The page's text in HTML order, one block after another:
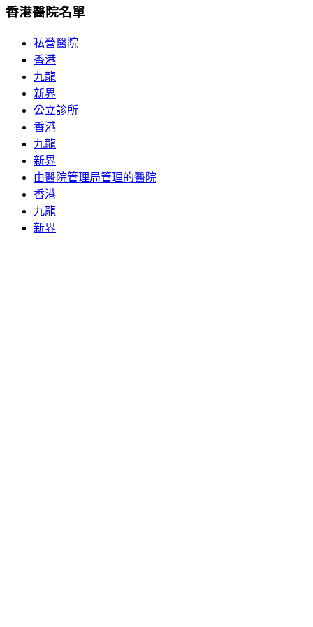
香港醫院名單
私營醫院
香港
九龍
新界
公立診所
香港
九龍
新界
由醫院管理局管理的醫院
香港
九龍
新界